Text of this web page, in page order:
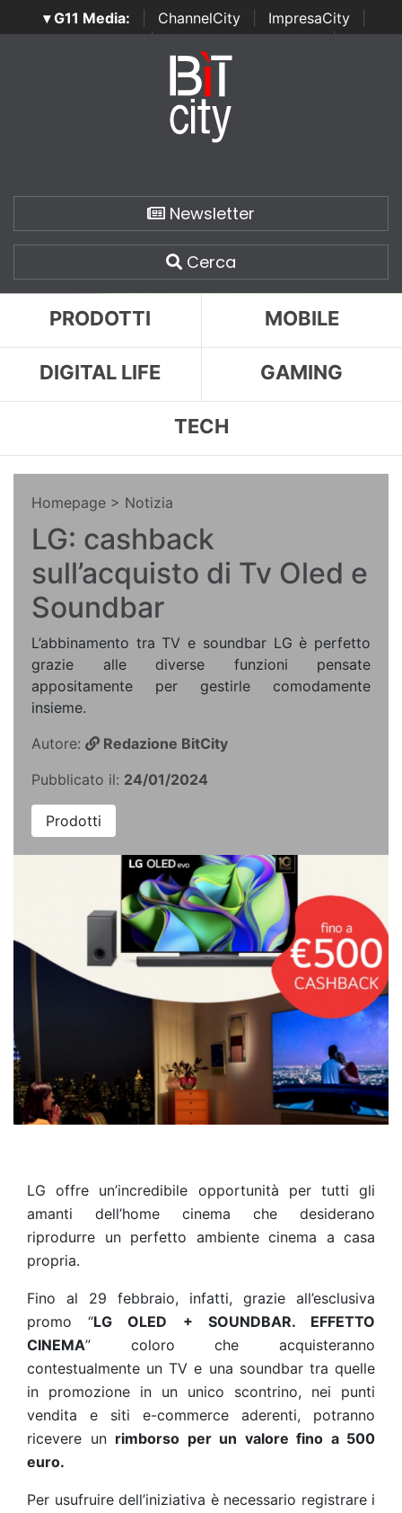
▾ G11 Media: ChannelCity ImpresaCity
SecurityOpenLab | Italian Channel Awards | Italian
Italian Security Awards
Newsletter
Cerca
PRODOTTI MOBILE
DIGITAL LIFE GAMING
TECH
Homepage > Notizia
LG: cashback
sull’acquisto di Tv Oled e
Soundbar
L’abbinamento tra TV e soundbar LG è perfetto
grazie alle diverse funzioni pensate
appositamente per gestirle comodamente
insieme.
Autore:
Redazione BitCity
Pubblicato il: 24/01/2024
Prodotti
LG offre un’incredibile opportunità per tutti gli
amanti dell’home cinema che desiderano
riprodurre un perfetto ambiente cinema a casa
propria.
Fino al 29 febbraio, infatti, grazie all’esclusiva
promo “LG OLED + SOUNDBAR. EFFETTO
CINEMA” coloro che acquisteranno
contestualmente un TV e una soundbar tra quelle
in promozione in un unico scontrino, nei punti
vendita e siti e-commerce aderenti, potranno
ricevere un rimborso per un valore fino a 500
euro.
Per usufruire dell’iniziativa è necessario registrare i